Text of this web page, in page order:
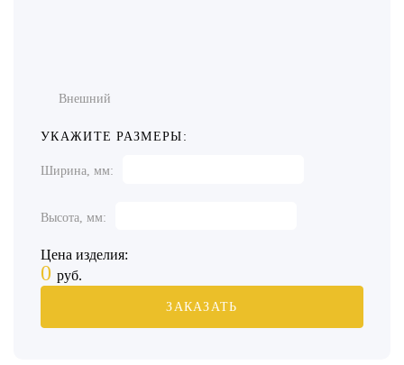
Внешний
УКАЖИТЕ РАЗМЕРЫ:
Ширина, мм:
Высота, мм:
Цена изделия:
0 руб.
ЗАКАЗАТЬ